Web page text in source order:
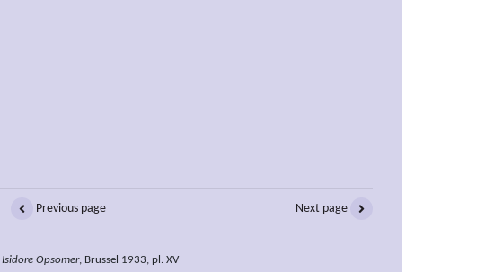
Previous page Next page
Isidore Opsomer, Brussel 1933, pl. XV